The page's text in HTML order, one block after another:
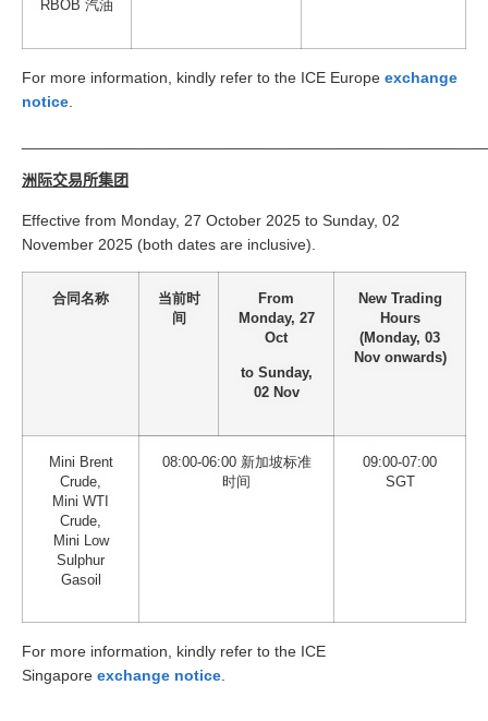
RBOB 汽油
For more information, kindly refer to the ICE Europe exchange
notice
洲际交易所集团
Effective from Monday, 27 October 2025 to Sunday, 02
November 2025 (both dates are inclusive).
合同名称
当前时
间
From
Monday, 27
Oct
to Sunday,
02 Nov
New Trading
Hours
(Monday, 03
Nov onwards)
Mini Brent
Crude,
Mini WTI
Crude,
Mini Low
Sulphur
Gasoil
08:00-06:00 新加坡标准
时间
09:00-07:00
SGT
For more information, kindly refer to the ICE
Singapore exchange notice